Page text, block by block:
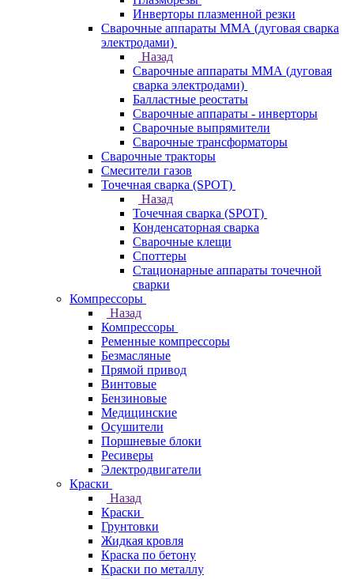
Инверторы плазменной резки
Сварочные аппараты ММА (дуговая сварка
электродами)
Назад
Сварочные аппараты ММА (дуговая
сварка электродами)
Балластные реостаты
Сварочные аппараты - инверторы
Сварочные выпрямители
Сварочные трансформаторы
Сварочные тракторы
Смесители газов
Точечная сварка (SPOT)
Назад
Точечная сварка (SPOT)
Конденсаторная сварка
Сварочные клещи
Споттеры
Стационарные аппараты точечной
сварки
Компрессоры
Назад
Компрессоры
Ременные компрессоры
Безмасляные
Прямой привод
Винтовые
Бензиновые
Медицинские
Осушители
Поршневые блоки
Ресиверы
Электродвигатели
Краски
Назад
Краски
Грунтовки
Жидкая кровля
Краска по бетону
Краски по металлу